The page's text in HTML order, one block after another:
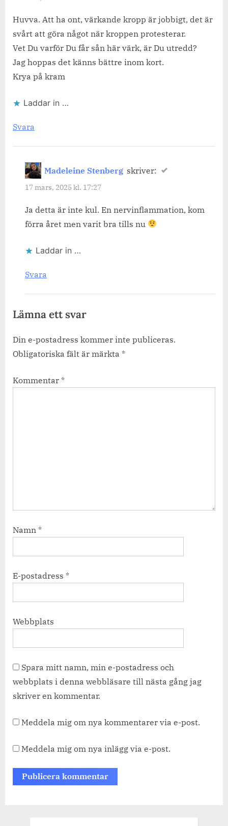
Huvva. Att ha ont, värkande kropp är jobbigt, det är
svårt att göra något när kroppen protesterar.
Vet Du varför Du får sån här värk, är Du utredd?
Jag hoppas det känns bättre inom kort.
Krya på kram
Laddar in …
Svara
Madeleine Stenberg skriver:
17 mars, 2025 kl. 17:27
Ja detta är inte kul. En nervinflammation, kom
förra året men varit bra tills nu
Laddar in …
Svara
Lämna ett svar
Din e-postadress kommer inte publiceras.
Obligatoriska fält är märkta *
Kommentar *
Namn *
E-postadress *
Webbplats
Spara mitt namn, min e-postadress och
webbplats i denna webbläsare till nästa gång jag
skriver en kommentar.
Meddela mig om nya kommentarer via e-post.
Meddela mig om nya inlägg via e-post.